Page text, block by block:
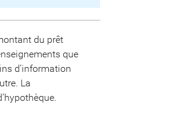
du prêt
que
d’information
La